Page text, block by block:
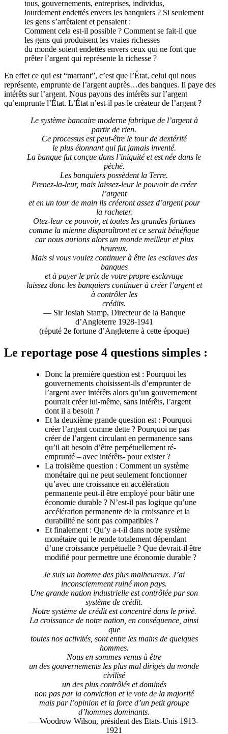
tous, gouvernements, entreprises, individus,
lourdement endettés envers les banquiers ? Si seulement
les gens s’arrêtaient et pensaient :
Comment cela est-il possible ? Comment se fait-il que
les gens qui produisent les vraies richesses
du monde soient endettés envers ceux qui ne font que
prêter l’argent qui représente la richesse ?
En effet ce qui est “marrant”, c’est que l’État, celui qui nous
représente, emprunte de l’argent auprès…des banques. Il paye des
intérêts sur l’argent. Nous payons des intérêts sur l’argent
qu’emprunte l’État. L’État n’est-il pas le créateur de l’argent ?
Le système bancaire moderne fabrique de l’argent à
partir de rien.
Ce processus est peut-être le tour de dextérité
le plus étonnant qui fut jamais inventé.
La banque fut conçue dans l’iniquité et est née dans le
péché.
Les banquiers possèdent la Terre.
Prenez-la-leur, mais laissez-leur le pouvoir de créer
l’argent
et en un tour de main ils créeront assez d’argent pour
la racheter.
Otez-leur ce pouvoir, et toutes les grandes fortunes
comme la mienne disparaîtront et ce serait bénéfique
car nous aurions alors un monde meilleur et plus
heureux.
Mais si vous voulez continuer à être les esclaves des
banques
et à payer le prix de votre propre esclavage
laissez donc les banquiers continuer à créer l’argent et
à contrôler les
crédits.
— Sir Josiah Stamp, Directeur de la Banque
d’Angleterre 1928-1941
(réputé 2e fortune d’Angleterre à cette époque)
Le reportage pose 4 questions simples :
Donc la première question est : Pourquoi les
gouvernements choisissent-ils d’emprunter de
l’argent avec intérêts alors qu’un gouvernement
pourrait créer lui-même, sans intérêts, l’argent
dont il a besoin ?
Et la deuxième grande question est : Pourquoi
créer l’argent comme dette ? Pourquoi ne pas
créer de l’argent circulant en permanence sans
qu’il ait besoin d’être perpétuellement ré-
emprunté – avec intérêts- pour exister ?
La troisième question : Comment un système
monétaire qui ne peut seulement fonctionner
qu’avec une croissance en accélération
permanente peut-il être employé pour bâtir une
économie durable ? N’est-il pas logique qu’une
accélération permanente de la croissance et la
durabilité ne sont pas compatibles ?
Et finalement : Qu’y a-t-il dans notre système
monétaire qui le rende totalement dépendant
d’une croissance perpétuelle ? Que devrait-il être
modifié pour permettre une économie durable ?
Je suis un homme des plus malheureux. J’ai
inconsciemment ruiné mon pays.
Une grande nation industrielle est contrôlée par son
système de crédit.
Notre système de crédit est concentré dans le privé.
La croissance de notre nation, en conséquence, ainsi
que
toutes nos activités, sont entre les mains de quelques
hommes.
Nous en sommes venus à être
un des gouvernements les plus mal dirigés du monde
civilisé
un des plus contrôlés et dominés
non pas par la conviction et le vote de la majorité
mais par l’opinion et la force d’un petit groupe
d’hommes dominants.
— Woodrow Wilson, président des Etats-Unis 1913-
1921